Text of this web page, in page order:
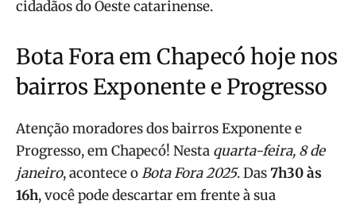
cidadãos do Oeste catarinense.
Bota Fora em Chapecó hoje nos
bairros Exponente e Progresso
Atenção moradores dos bairros Exponente e
Progresso, em Chapecó! Nesta quarta-feira, 8 de
janeiro, acontece oBota Fora 2025. Das7h30 às
16h, você pode descartar em frente à sua